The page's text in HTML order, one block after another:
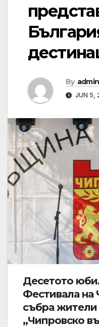
By admin
JUN 5,
Десетото
Фестивала на
събра жители
„Чипровско